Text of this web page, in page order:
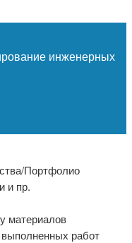
инженерных
Портфолио
и пр.
материалов
работ